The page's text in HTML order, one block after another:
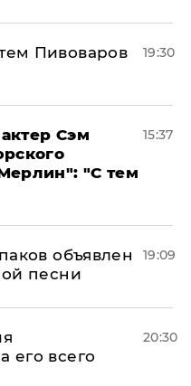
Пивоваров
19:30
Сэм
"С тем
15:37
объявлен
песни
19:09
его всего
20:30